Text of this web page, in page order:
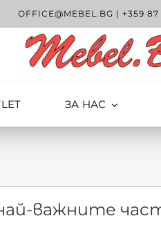
OFFICE@MEBEL.BG | +359 87
ЗА НАС
важните